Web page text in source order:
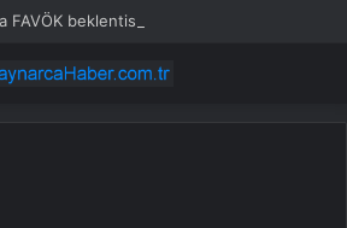
FAVÖK beklentisini aştı